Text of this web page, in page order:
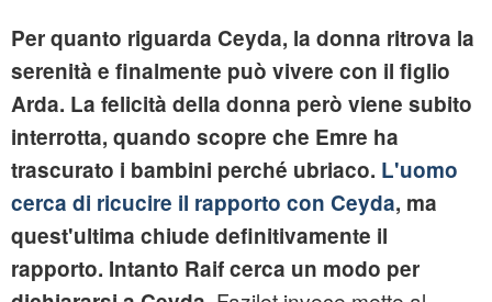
Per quanto riguarda Ceyda, la donna ritrova la
serenità e finalmente può vivere con il figlio
Arda. La felicità della donna però viene subito
interrotta, quando scopre che Emre ha
trascurato i bambini perché ubriaco. L'uomo
cerca di ricucire il rapporto con Ceyda, ma
quest'ultima chiude definitivamente il
rapporto. Intanto Raif cerca un modo per